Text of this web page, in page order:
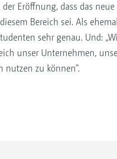
Eröffnung, dass das
Bereich sei. Als
sehr genau. Und:
unser Unternehmen,
zu können“.